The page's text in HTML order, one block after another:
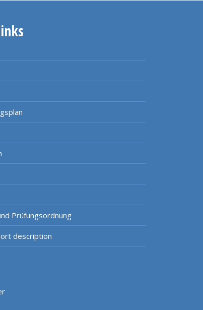
Prüfungsordnung
description